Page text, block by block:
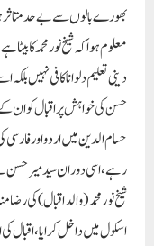
بھورے بالوں سے بے حد متاثر
معلوم ہوا کہ شیخ نور محمد کا
دینی تعلیم دلوانا کافی نہیں
حسن کی خواہش پر اقبال کو ان
حسام الدین میں اردو اور
رہے ، اسی دوران سید میر حسن